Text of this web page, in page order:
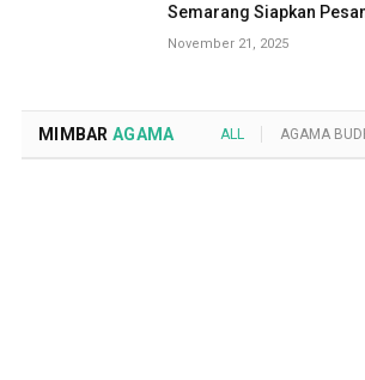
Semarang Siapkan
November 21, 2025
MIMBAR AGAMA ALL AGAMA